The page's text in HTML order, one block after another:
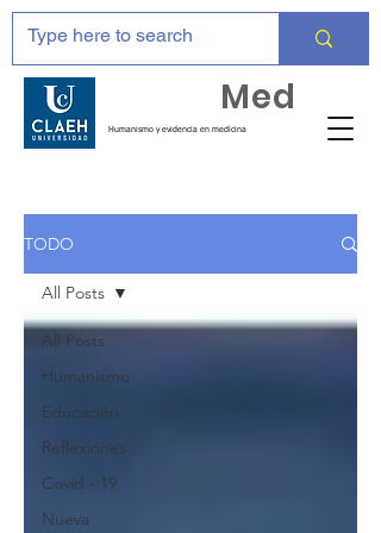
Humanismo y evidencia en medicina
Med
TODO
All Posts
Humanismo
Educación
Reflexiones
Covid - 19
Nueva
All Posts